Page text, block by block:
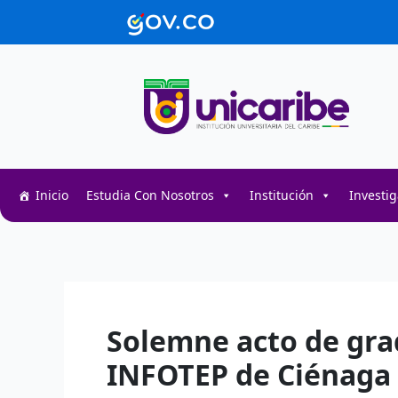
Inicio Estudia Con Nosotros Institución
Solemne acto de
INFOTEP de Ciénaga